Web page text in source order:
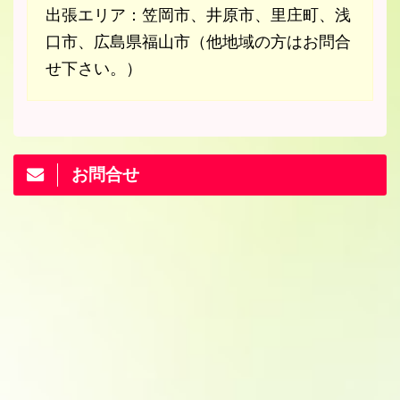
出張エリア：笠岡市、井原市、里庄町、浅
口市、広島県福山市（他地域の方はお問合
せ下さい。）
お問合せ